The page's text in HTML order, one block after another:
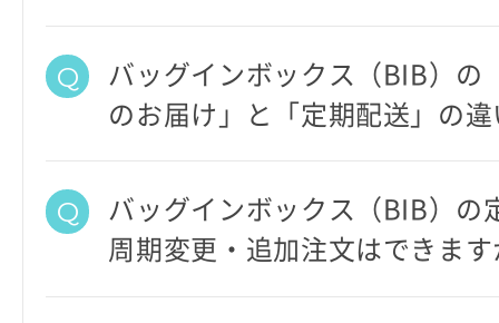
バッグインボックス（BIB）の
のお届け」と「定期配送」の
バッグインボックス（BIB）の
周期変更・追加注文はできます